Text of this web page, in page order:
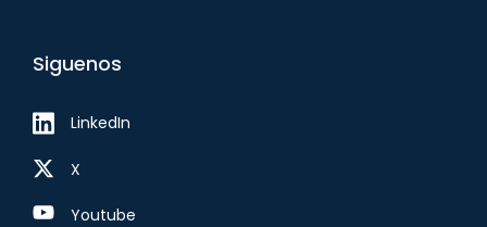
Siguenos
LinkedIn
X
Youtube